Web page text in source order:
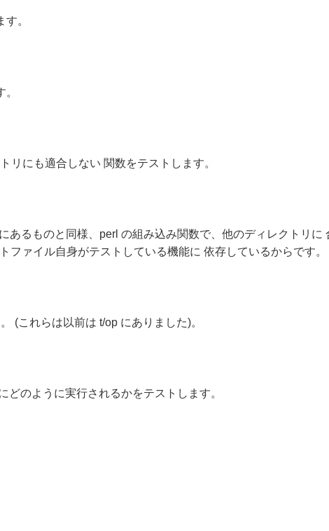
。
リにも適合しない 関数をテストします。
あるものと同様、perl の組み込み関数で、他のディレクトリに
ァイル自身がテストしている機能に 依存しているからです。
(これらは以前は t/op にありました)。
のように実行されるかをテストします。